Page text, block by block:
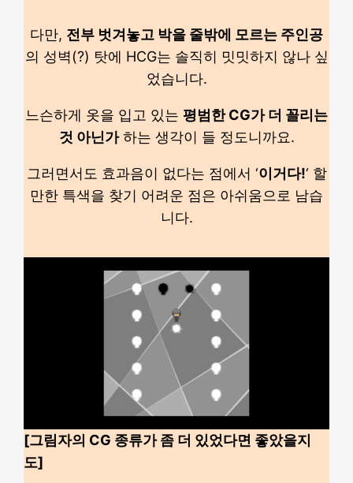
다만, 전부 벗겨놓고 박을 줄밖에 모르는 주인공
의 성벽(?) 탓에 HCG는 솔직히 밋밋하지 않나 싶
었습니다.
느슨하게 옷을 입고 있는 평범한 CG가 더 꼴리는
것 아닌가하는 생각이 들 정도니까요.
그러면서도 효과음이 없다는 점에서 ‘이거다!‘ 할
만한 특색을 찾기 어려운 점은 아쉬움으로 남습
니다.
[그림자의 CG 종류가 좀 더 있었다면 좋았을지
도]